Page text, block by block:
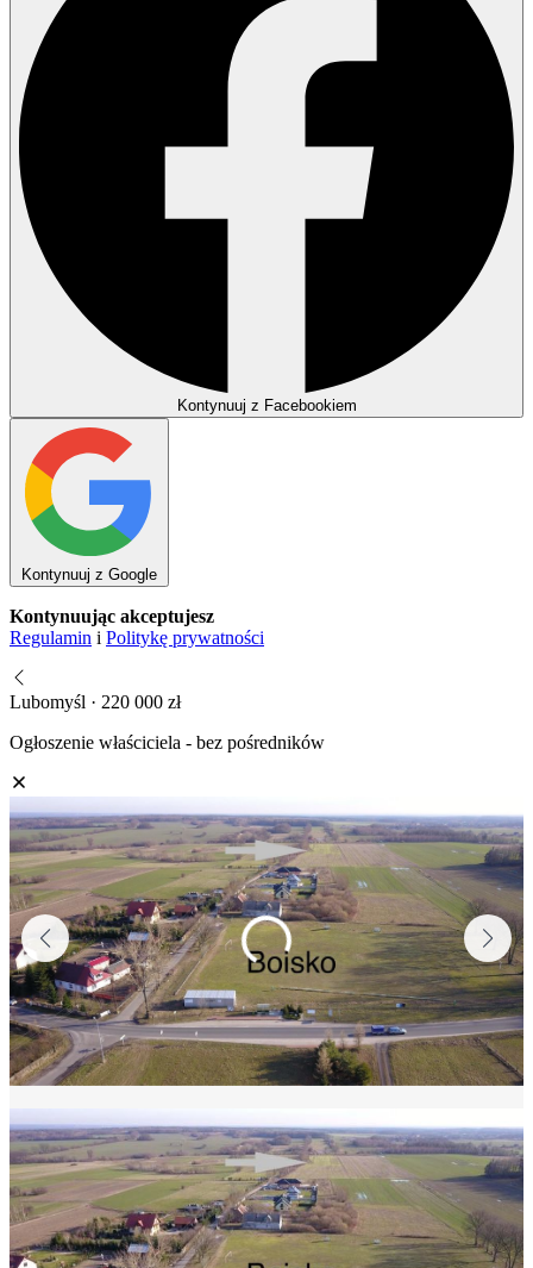
Kontynuuj z Facebookiem
Kontynuuj z Google
Kontynuując akceptujesz
Regulamin i Politykę prywatności
Lubomyśl · 220 000 zł
Ogłoszenie właściciela - bez pośredników